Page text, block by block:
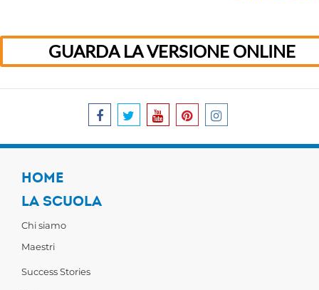
GUARDA LA VERSIONE ONLINE
HOME
LA SCUOLA
Chi siamo
Maestri
Success Stories